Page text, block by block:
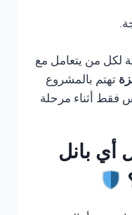
لكل من يتعامل مع
تهتم بالمشروع
فقط أثناء مرحلة
بانل